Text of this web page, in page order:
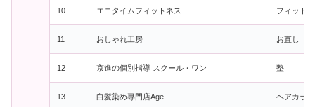
10 エニタイムフィットネス フィット
11 おしゃれ工房 お直し
12 京進の個別指導 スクール・ワン 塾
13 白髪染め専門店Age ヘアカラー